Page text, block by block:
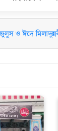
ও ঈদে